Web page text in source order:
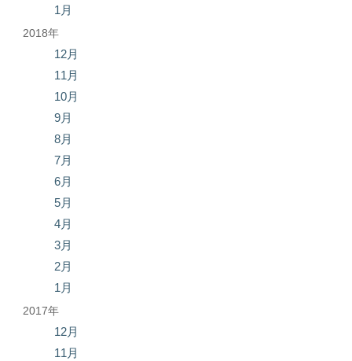
1月
2018年
12月
11月
10月
9月
8月
7月
6月
5月
4月
3月
2月
1月
2017年
12月
11月